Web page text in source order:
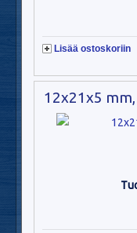
Lisää ostoskoriin
12x21x5 mm,